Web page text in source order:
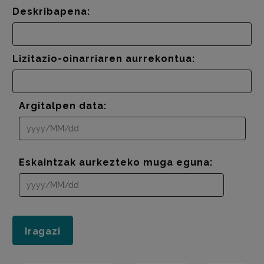
Deskribapena:
Lizitazio-oinarriaren aurrekontua:
Argitalpen data:
Eskaintzak aurkezteko muga eguna: